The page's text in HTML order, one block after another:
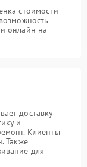
стоимости
онлайн на
доставку
и
Клиенты
Также
для